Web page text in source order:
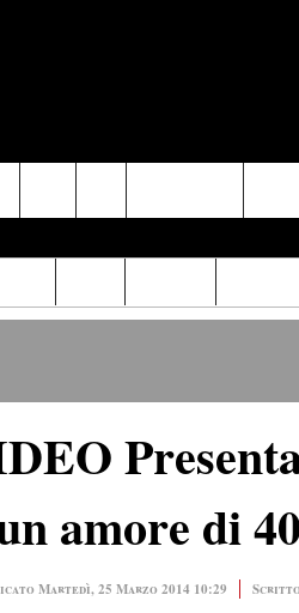
amore di
Martedì, 25 Marzo 2014 10:29 Scritto